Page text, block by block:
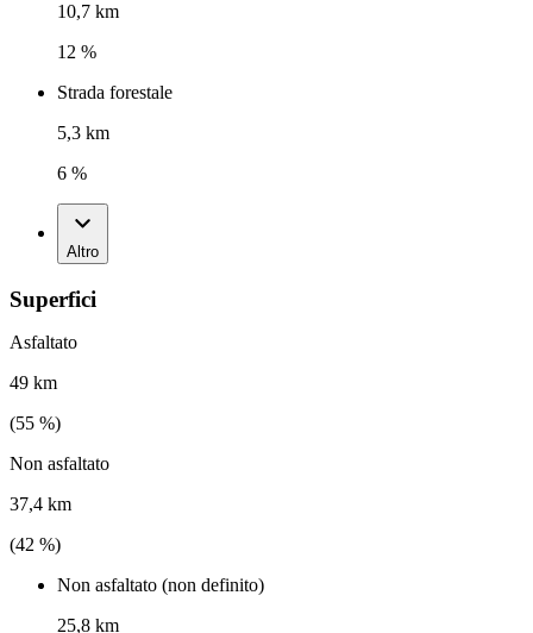
10,7 km
12 %
Strada forestale
5,3 km
6 %
Altro
Superfici
Asfaltato
49 km
(55 %)
Non asfaltato
37,4 km
(42 %)
Non asfaltato (non definito)
25,8 km